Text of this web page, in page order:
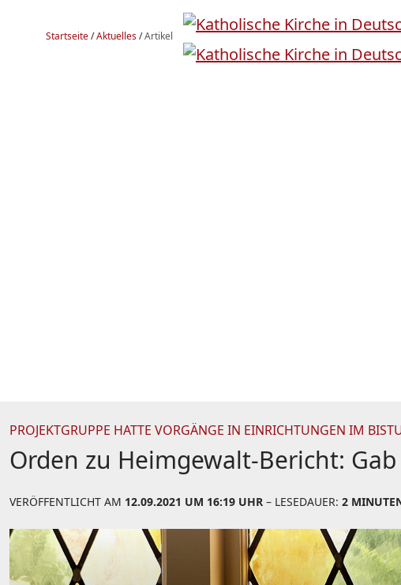
Startseite/Aktuelles/Artikel
PROJEKTGRUPPE HATTE VORGÄNGE IN EINRICHTUNGEN IM
Orden zu Heimgewalt-Bericht:
VERÖFFENTLICHT AM 12.09.2021 UM 16:19 UHR – LESEDAUER: 2